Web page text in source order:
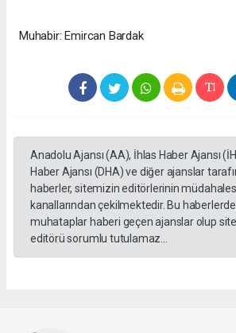
Muhabir: Emircan Bardak
Anadolu Ajansı (AA), İhlas Haber Ajansı
Haber Ajansı (DHA) ve diğer ajanslar
haberler, sitemizin editörlerinin
kanallarından çekilmektedir. Bu
muhataplar haberi geçen ajanslar olup
editörü sorumlu tutulamaz...